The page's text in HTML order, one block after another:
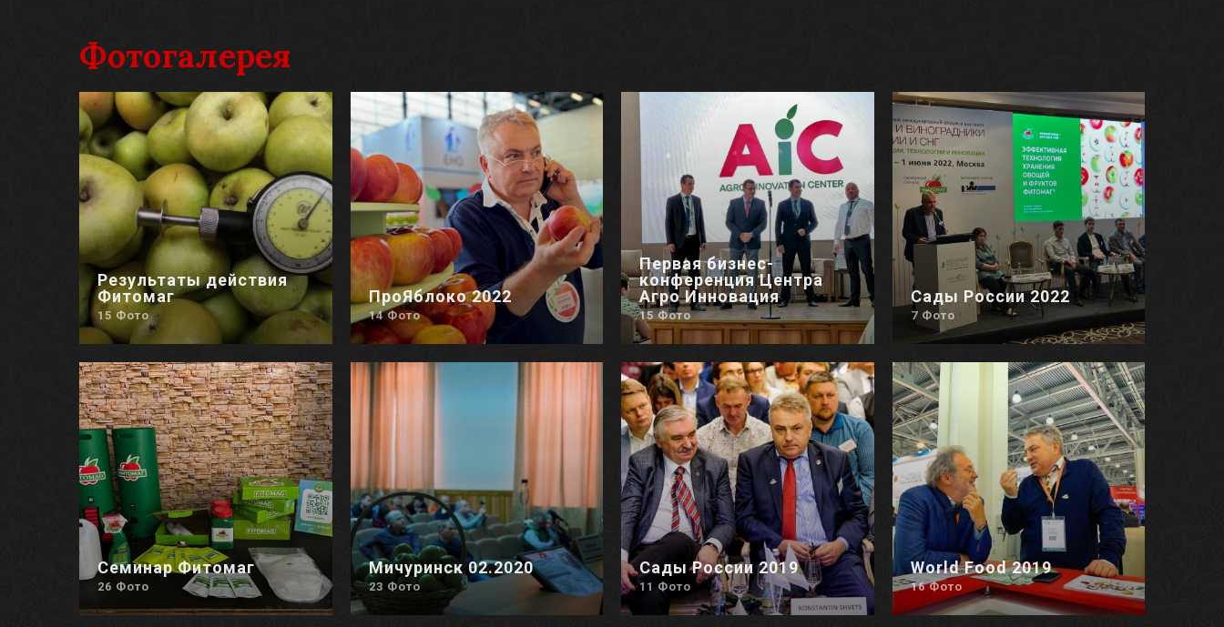
Фотогалерея
Результаты действия
Фитомаг
15 Фото
ПроЯблоко 2022
14 Фото
Первая бизнес-
конференция Центра
Агро Инновация
15 Фото
Сады России 2022
7 Фото
Семинар Фитомаг
26 Фото
Мичуринск 02.2020
23 Фото
Сады России 2019
11 Фото
World Food 2019
16 Фото